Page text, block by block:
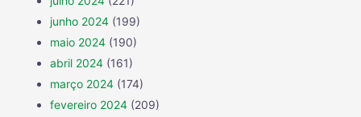
junho 2024 (199)
maio 2024 (190)
abril 2024 (161)
março 2024 (174)
fevereiro 2024 (209)